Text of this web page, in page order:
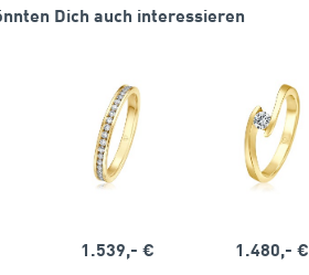
Dich auch interessieren
1.539,- € 1.480,- €